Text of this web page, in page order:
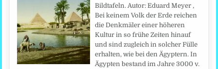
Bildtafeln. Autor: Eduard Meyer ,
Bei keinem Volk der Erde reichen
die Denkmäler einer höheren
Kultur in so frühe Zeiten hinauf
und sind zugleich in solcher Fülle
erhalten, wie bei den Ägyptern. In
Ägypten bestand im Jahre 3000 v.